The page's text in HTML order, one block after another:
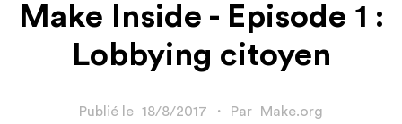
Make Inside - Episode 1 :
Lobbying citoyen
Publié le 18/8/2017 ・ Par Make.org